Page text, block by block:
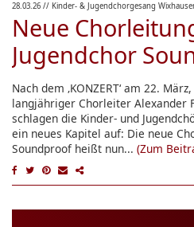
28.03.26 // Kinder- & Jugendchorgesang
Neue
Jugendchor
Nach dem ‚KONZERT‘ am 22.
langjähriger Chorleiter Alexander
schlagen die Kinder- und
ein neues Kapitel auf: Die neue
Soundproof heißt nun... (Zum